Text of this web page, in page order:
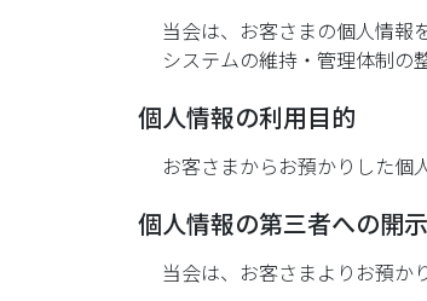
当会は、お客さまの個人情報
システムの維持・管理体制の
個人情報の利用目的
お客さまからお預かりした個
個人情報の第三者への開
当会は、お客さまよりお預か